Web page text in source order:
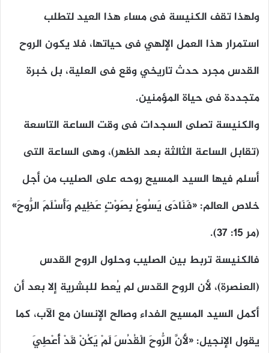
ولهذا تقف الكنيسة فى مساء هذا العيد لتطلب
استمرار هذا العمل الإلهي فى حياتها، فلا يكون الروح
القدس مجرد حدث تاريخي وقع فى العلية، بل خبرة
متجددة فى حياة المؤمنين.
والكنيسة تصلى السجدات فى وقت الساعة التاسعة
(تقابل الساعة الثالثة بعد الظهر)، وهى الساعة التى
أسلم فيها السيد المسيح روحه على الصليب من أجل
خلاص العالم: «فَنَادَى يَسُوعُ بِصَوْتٍ عَظِيمٍ وَأَسْلَمَ الرُّوحَ»
(مر ١٥: ٣٧).
فالكنيسة تربط بين الصليب وحلول الروح القدس
(العنصرة)، لأن الروح القدس لم يُعط للبشرية إلا بعد أن
أكمل السيد المسيح الفداء وصالح الإنسان مع الآب، كما
يقول الإنجيل: «لأَنَّ الرُّوحَ الْقُدُسَ لَمْ يَكُنْ قَدْ أُعْطِيَ